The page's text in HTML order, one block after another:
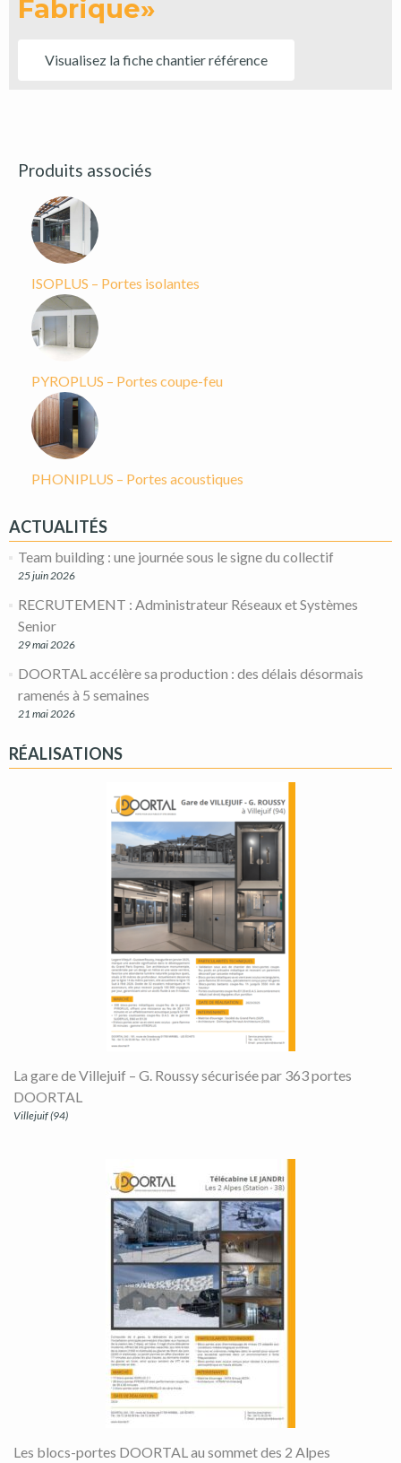
Fabrique»
Visualisez la fiche chantier référence
Produits associés
ISOPLUS – Portes isolantes
PYROPLUS – Portes coupe-feu
PHONIPLUS – Portes acoustiques
ACTUALITÉS
Team building : une journée sous le signe du collectif
25 juin 2026
RECRUTEMENT : Administrateur Réseaux et Systèmes
Senior
29 mai 2026
DOORTAL accélère sa production : des délais désormais
ramenés à 5 semaines
21 mai 2026
RÉALISATIONS
La gare de Villejuif – G. Roussy sécurisée par 363 portes
DOORTAL
Villejuif (94)
Les blocs-portes DOORTAL au sommet des 2 Alpes